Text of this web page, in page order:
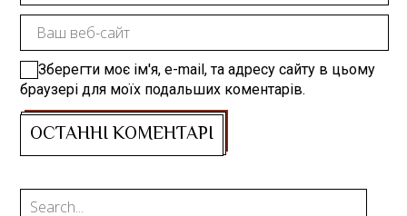
Зберегти моє ім'я, e-mail, та адресу сайту в цьому
браузері для моїх подальших коментарів.